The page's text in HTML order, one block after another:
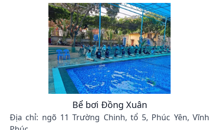
Bể bơi Đồng Xuân
Địa chỉ: ngõ 11 Trường Chinh, tổ 5, Phúc Yên, Vĩnh